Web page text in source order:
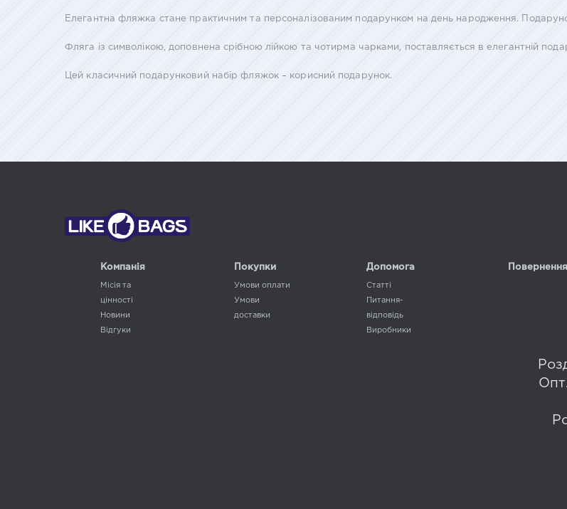
Елегантна фляжка стане практичним та персоналізованим подарунком на день народження.
Фляга із символікою, доповнена срібною лійкою та чотирма чарками, поставляється в елегантній
Цей класичний подарунковий набір фляжок – корисний подарунок.
Компанія
Місія та
цінності
Новини
Відгуки
Покупки
Умови оплати
Умови
доставки
Допомога
Статті
Питання-
відповідь
Виробники